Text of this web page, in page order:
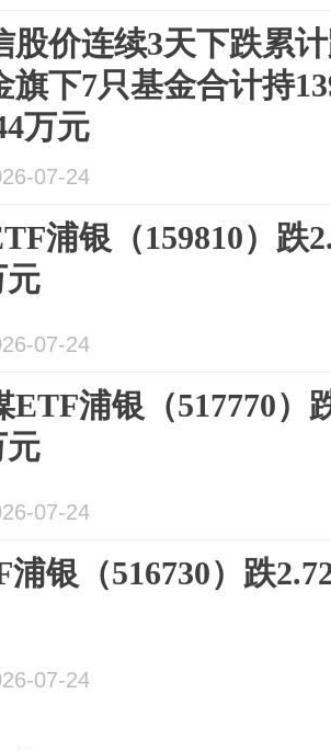
股价连续3天下跌累
旗下7只基金合计持
万元
07-24
浦银（159810）跌
元
07-24
ETF浦银（517770）
元
07-24
银（516730）跌
07-24